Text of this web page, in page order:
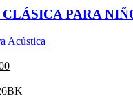
PARA
Acústica
El
actual